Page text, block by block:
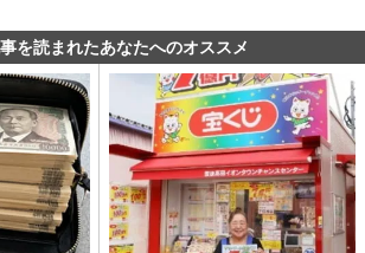
を読まれたあなたへのオススメ